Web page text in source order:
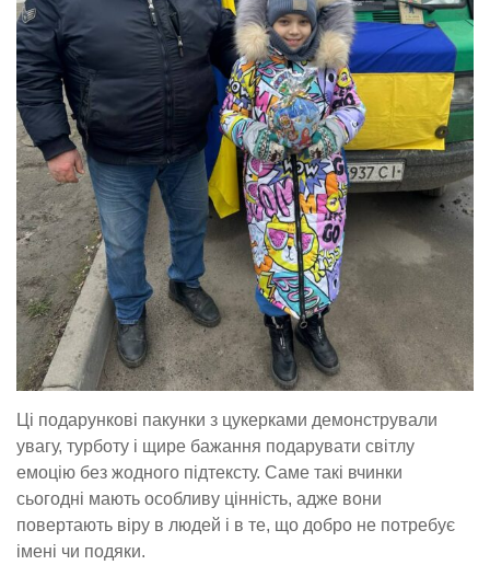
Ці подарункові пакунки з цукерками демонстрували
увагу, турботу і щире бажання подарувати світлу
емоцію без жодного підтексту. Саме такі вчинки
сьогодні мають особливу цінність, адже вони
повертають віру в людей і в те, що добро не потребує
імені чи подяки.